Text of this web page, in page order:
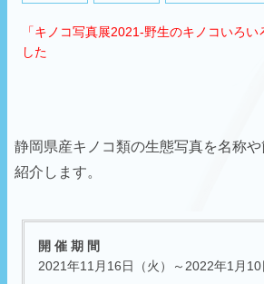
「キノコ写真展2021-野生のキノコいろい
した
静岡県産キノコ類の生態写真を名称
紹介します。
開 催 期 間
2021年11月16日（火）～2022年1月10